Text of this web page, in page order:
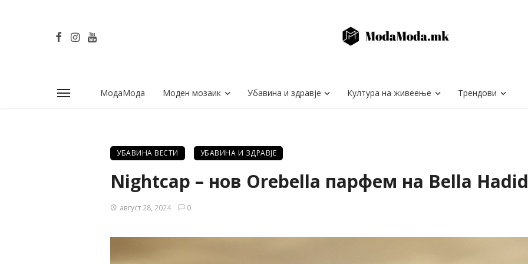
МодаМода Моден мозаик Убавина и здравје Култура на живеење Трендови
УБАВИНА ВЕСТИ УБАВИНА И ЗДРАВЈЕ
Nightcap – нов Orebella парфем на Bella Hadid
август 28, 2024 0